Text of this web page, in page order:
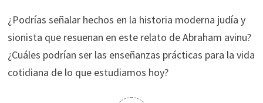
¿Podrías señalar hechos en la historia moderna judía y
sionista que resuenan en este relato de Abraham avinu?
¿Cuáles podrían ser las enseñanzas prácticas para la vida
cotidiana de lo que estudiamos hoy?